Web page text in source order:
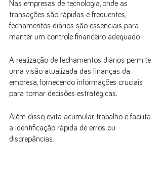
Nas empresas de tecnologia, onde as
transações são rápidas e frequentes,
fechamentos diários são essenciais para
manter um controle financeiro adequado.
A realização de fechamentos diários permite
uma visão atualizada das finanças da
empresa, fornecendo informações cruciais
para tomar decisões estratégicas.
Além disso, evita acumular trabalho e facilita
a identificação rápida de erros ou
discrepâncias.